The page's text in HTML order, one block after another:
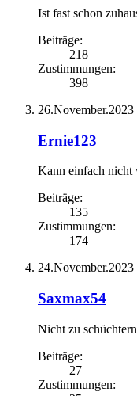
Ist fast schon
Beiträge:
218
Zustimmungen:
398
26.November.2023
Ernie123
Kann einfach nicht
Beiträge:
135
Zustimmungen:
174
24.November.2023
Saxmax54
Nicht zu
Beiträge:
27
Zustimmungen: